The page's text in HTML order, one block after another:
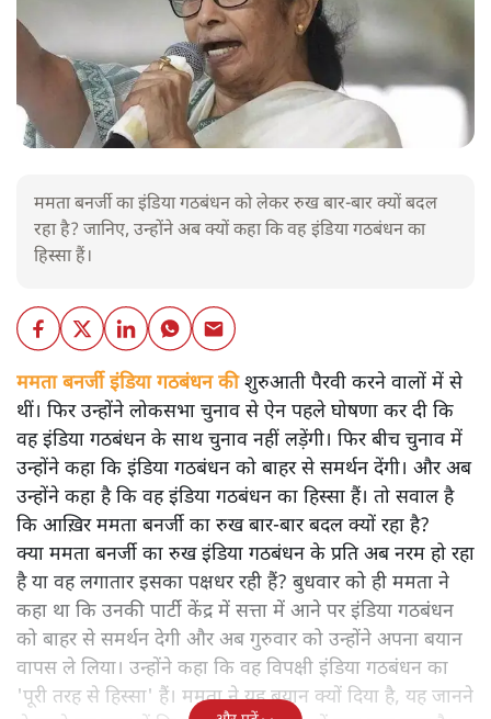
ममता बनर्जी का इंडिया गठबंधन को लेकर रुख बार-बार क्यों बदल
रहा है? जानिए, उन्होंने अब क्यों कहा कि वह इंडिया गठबंधन का
हिस्सा हैं।
ममता बनर्जी इंडिया गठबंधन कीशुरुआती पैरवी करने वालों में से
थीं। फिर उन्होंने लोकसभा चुनाव से ऐन पहले घोषणा कर दी कि
वह इंडिया गठबंधन के साथ चुनाव नहीं लड़ेंगी। फिर बीच चुनाव में
उन्होंने कहा कि इंडिया गठबंधन को बाहर से समर्थन देंगी। और अब
उन्होंने कहा है कि वह इंडिया गठबंधन का हिस्सा हैं। तो सवाल है
कि आख़िर ममता बनर्जी का रुख बार-बार बदल क्यों रहा है?
क्या ममता बनर्जी का रुख इंडिया गठबंधन के प्रति अब नरम हो रहा
है या वह लगातार इसका पक्षधर रही हैं? बुधवार को ही ममता ने
कहा था कि उनकी पार्टी केंद्र में सत्ता में आने पर इंडिया गठबंधन
को बाहर से समर्थन देगी और अब गुरुवार को उन्होंने अपना बयान
वापस ले लिया। उन्होंने कहा कि वह विपक्षी इंडिया गठबंधन का
'पूरी तरह से हिस्सा' हैं। ममता ने यह बयान क्यों दिया है, यह जानने